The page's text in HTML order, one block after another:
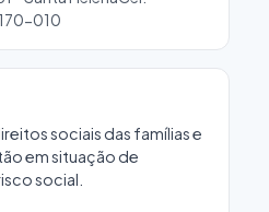
010
sociais das famílias e
em situação de
social.